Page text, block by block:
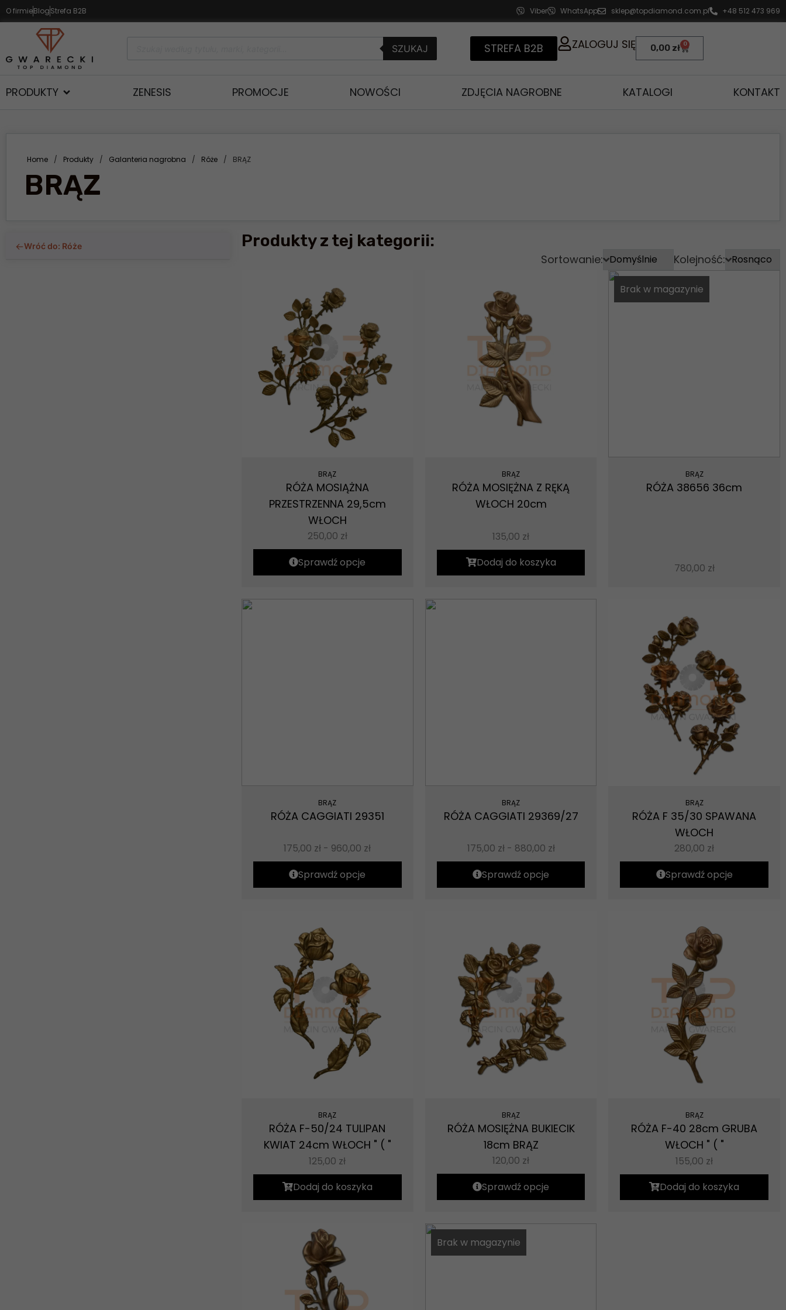
O firmieBlogStrefa B2B Viber WhatsApp sklep@topdiamond.com.pl +48 512 473 969
SZUKAJ STREFA B2B ZALOGUJ SIĘ 0,00 zł 0
PRODUKTY ZENESIS PROMOCJE NOWOŚCI ZDJĘCIA NAGROBNE KATALOGI KONTAKT
Home / Produkty / Galanteria nagrobna / Róże / BRĄZ
BRĄZ
←Wróć do: Róże Produkty z tej kategorii:
Sortowanie: Kolejność:
BRĄZ
RÓŻA MOSIĄŻNA
PRZESTRZENNA 29,5cm
WŁOCH
250,00 zł
Sprawdź opcje
BRĄZ
RÓŻA MOSIĘŻNA Z RĘKĄ
WŁOCH 20cm
135,00 zł
Dodaj do koszyka
Brak w magazynie
BRĄZ
RÓŻA 38656 36cm
780,00 zł
BRĄZ
RÓŻA CAGGIATI 29351
175,00 zł - 960,00 zł
Sprawdź opcje
BRĄZ
RÓŻA CAGGIATI 29369/27
175,00 zł - 880,00 zł
Sprawdź opcje
BRĄZ
RÓŻA F 35/30 SPAWANA
WŁOCH
280,00 zł
Sprawdź opcje
BRĄZ
RÓŻA F-50/24 TULIPAN
KWIAT 24cm WŁOCH " ( "
125,00 zł
Dodaj do koszyka
BRĄZ
RÓŻA MOSIĘŻNA BUKIECIK
18cm BRĄZ
120,00 zł
Sprawdź opcje
BRĄZ
RÓŻA F-40 28cm GRUBA
WŁOCH " ( "
155,00 zł
Dodaj do koszyka
Brak w magazynie